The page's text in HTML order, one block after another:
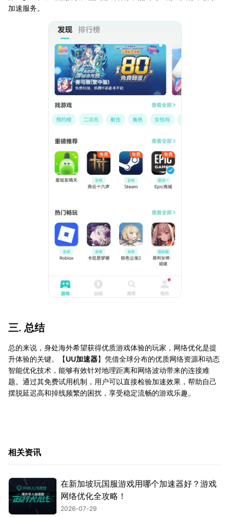
加速服务。
三. 总结
总的来说，身处海外希望获得优质游戏体验的玩家，网络优化是提
升体验的关键。【UU加速器】凭借全球分布的优质网络资源和动态
智能优化技术，能够有效针对地理距离和网络波动带来的连接难
题。通过其免费试用机制，用户可以直接检验加速效果，帮助自己
摆脱延迟高和掉线频繁的困扰，享受稳定流畅的游戏乐趣。
相关资讯
在新加坡玩国服游戏用哪个加速器好？游戏
网络优化全攻略！
2026-07-29